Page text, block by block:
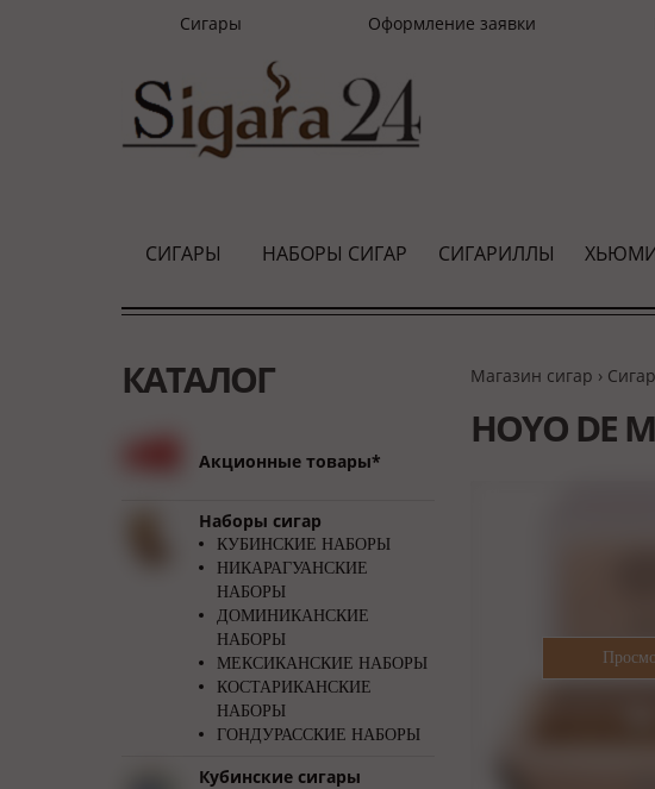
Сигары Оформление заявки
СИГАРЫ НАБОРЫ СИГАР СИГАРИЛЛЫ
КАТАЛОГ
Акционные товары*
Наборы сигар
КУБИНСКИЕ НАБОРЫ
НИКАРАГУАНСКИЕ
НАБОРЫ
ДОМИНИКАНСКИЕ
НАБОРЫ
МЕКСИКАНСКИЕ НАБОРЫ
КОСТАРИКАНСКИЕ
НАБОРЫ
ГОНДУРАССКИЕ НАБОРЫ
Кубинские сигары
Магазин сигар ›
HOYO DE